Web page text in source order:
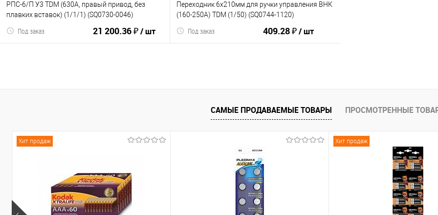
РПС-6/П У3 TDM (630А, правый привод, без
плавких вставок) (1/1/1) (SQ0730-0046)
21 200.36 ₽/ шт
Под заказ
Переходник 6х210мм для ручки управления ВНК
(160-250А) TDM (1/50) (SQ0744-1120)
409.28 ₽/ шт
Под заказ
К сравнению В избранное
САМЫЕ ПРОДАВАЕМЫЕ ТОВАРЫ ПРОСМОТРЕННЫЕ
Хит продаж Хит продаж